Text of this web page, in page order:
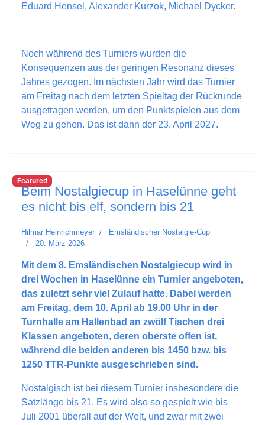
Eduard Hensel, Alexander Kurzok, Michael Dycker.
Noch während des Turniers wurden die
Konsequenzen aus der geringen Resonanz dieses
Jahres gezogen. Im nächsten Jahr wird das Turnier
am Freitag nach dem letzten Spieltag der Rückrunde
ausgetragen werden, um den Punktspielen aus dem
Weg zu gehen. Das ist dann der 23. April 2027.
Featured
Beim Nostalgiecup in Haselünne geht
es nicht bis elf, sondern bis 21
Hilmar Heinrichmeyer
Emsländischer Nostalgie-Cup
20. März 2026
Mit dem 8. Emsländischen Nostalgiecup wird in
drei Wochen in Haselünne ein Turnier angeboten,
das zuletzt sehr viel Zulauf hatte. Dabei werden
am Freitag, dem 10. April ab 19.00 Uhr in der
Turnhalle am Hallenbad an zwölf Tischen drei
Klassen angeboten, deren oberste offen ist,
während die beiden anderen bis 1450 bzw. bis
1250 TTR-Punkte ausgeschrieben sind.
Nostalgisch ist bei diesem Turnier insbesondere die
Satzlänge bis 21. Es wird also so gespielt wie bis
Juli 2001 überall auf der Welt, und zwar mit zwei